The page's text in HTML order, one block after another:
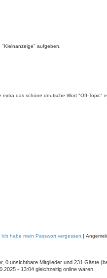
aufgeben.
das schöne deutsche Wort "Off-Topic"
Ich habe mein Passwort vergessen |
0 unsichtbare Mitglieder und 231 Gäste
- 13:04 gleichzeitig online waren.